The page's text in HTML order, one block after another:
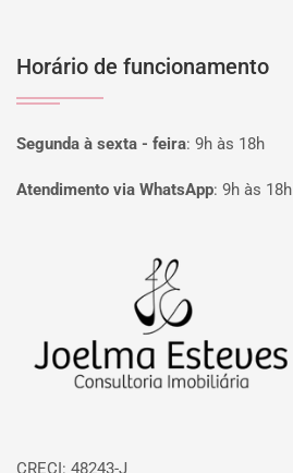
Horário de funcionamento
Segunda à sexta - feira: 9h às 18h
Atendimento via WhatsApp: 9h às 18h
CRECI: 48243-J